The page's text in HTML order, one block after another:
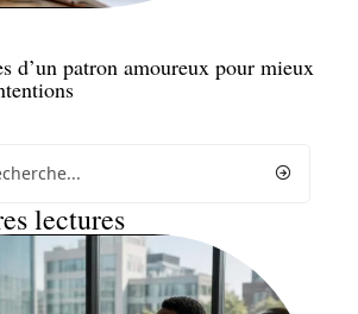
d’un patron amoureux pour mieux
lectures